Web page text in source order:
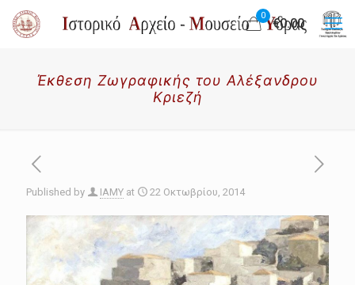
0
€0.00
Έκθεση Ζωγραφικής του Αλέξανδρου
Κριεζή
Published by IAMY at 22 Οκτωβρίου, 2014